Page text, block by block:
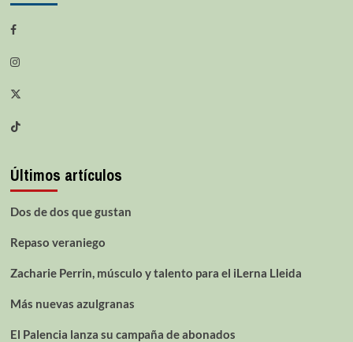
Últimos artículos
Dos de dos que gustan
Repaso veraniego
Zacharie Perrin, músculo y talento para el iLerna Lleida
Más nuevas azulgranas
El Palencia lanza su campaña de abonados